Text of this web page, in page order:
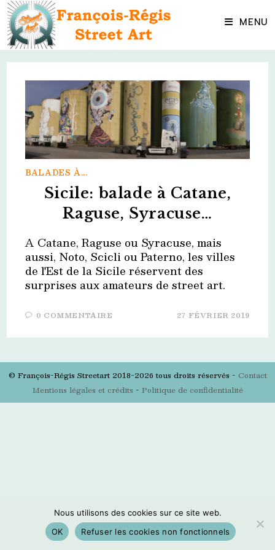
Skip
content MENU
BALADES À...
Sicile: balade à Catane,
Raguse, Syracuse…
A Catane, Raguse ou Syracuse, mais
aussi, Noto, Scicli ou Paterno, les villes
de l'Est de la Sicile réservent des
surprises aux amateurs de street art.
0 COMMENTAIRE 27 FÉVRIER 2019
© François-Régis Streetart 2018-2026 tous droits réservés - Contact
Mentions légales et crédits - Politique de confidentialité
Nous utilisons des cookies sur ce site web.
OK
Refuser les cookies non fonctionnels